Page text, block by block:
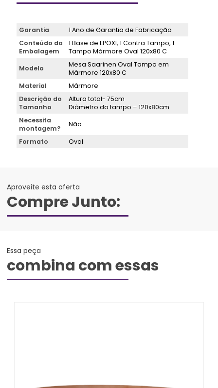
Garantia
1 Ano de Garantia de Fabricação
Conteúdo da
Embalagem
1 Base de EPOXI, 1 Contra Tampo, 1
Tampo Mármore Oval 120x80 C
Modelo
Mesa Saarinen Oval Tampo em
Mármore 120x80 C
Material
Mármore
Descrição do
Tamanho
Altura total- 75cm
Diâmetro do tampo – 120x80cm
Necessita
montagem?
Não
Formato Oval
Aproveite esta oferta
Compre Junto:
Essa peça
combina com essas